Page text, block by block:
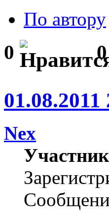
По автору
0 0
01.08.2011
Nex
Участник